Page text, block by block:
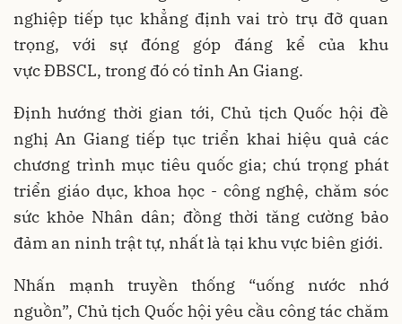
nghiệp tiếp tục khẳng định vai trò trụ đỡ quan
trọng, với sự đóng góp đáng kể của khu
vực ĐBSCL, trong đó có tỉnh An Giang.
Định hướng thời gian tới, Chủ tịch Quốc hội đề
nghị An Giang tiếp tục triển khai hiệu quả các
chương trình mục tiêu quốc gia; chú trọng phát
triển giáo dục, khoa học - công nghệ, chăm sóc
sức khỏe Nhân dân; đồng thời tăng cường bảo
đảm an ninh trật tự, nhất là tại khu vực biên giới.
Nhấn mạnh truyền thống “uống nước nhớ
nguồn”, Chủ tịch Quốc hội yêu cầu công tác chăm